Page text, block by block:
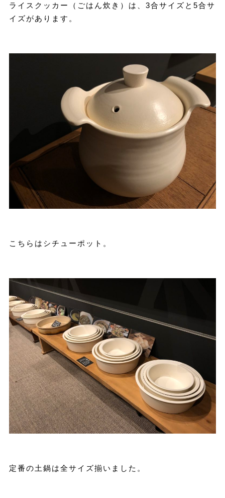
ライスクッカー（ごはん炊き）は、3合サイズと5合サ
イズがあります。
こちらはシチューポット。
定番の土鍋は全サイズ揃いました。